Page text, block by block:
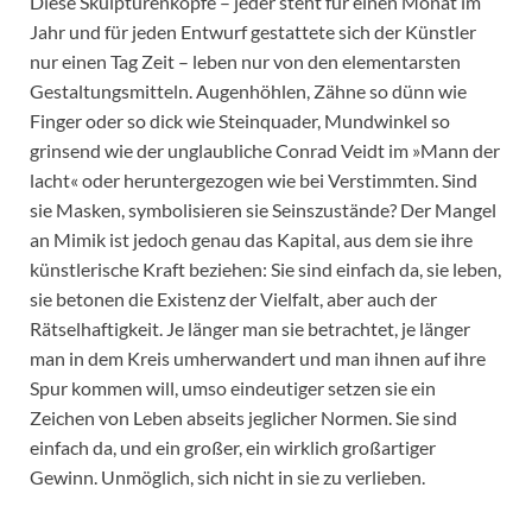
Jahr und für jeden Entwurf gestattete sich der Künstler
nur einen Tag Zeit – leben nur von den elementarsten
Gestaltungsmitteln. Augenhöhlen, Zähne so dünn wie
Finger oder so dick wie Steinquader, Mundwinkel so
grinsend wie der unglaubliche Conrad Veidt im »Mann der
lacht« oder heruntergezogen wie bei Verstimmten. Sind
sie Masken, symbolisieren sie Seinszustände? Der Mangel
an Mimik ist jedoch genau das Kapital, aus dem sie ihre
künstlerische Kraft beziehen: Sie sind einfach da, sie leben,
sie betonen die Existenz der Vielfalt, aber auch der
Rätselhaftigkeit. Je länger man sie betrachtet, je länger
man in dem Kreis umherwandert und man ihnen auf ihre
Spur kommen will, umso eindeutiger setzen sie ein
Zeichen von Leben abseits jeglicher Normen. Sie sind
einfach da, und ein großer, ein wirklich großartiger
Gewinn. Unmöglich, sich nicht in sie zu verlieben.